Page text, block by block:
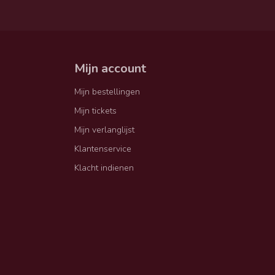
Mijn account
Mijn bestellingen
Mijn tickets
Mijn verlanglijst
Klantenservice
Klacht indienen